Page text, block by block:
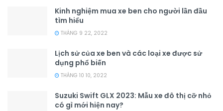
Kinh nghiệm mua xe ben cho người lần đầu
tìm hiểu
THÁNG 9 22, 2022
Lịch sử của xe ben và các loại xe được sử
dụng phổ biến
THÁNG 10 10, 2022
Suzuki Swift GLX 2023: Mẫu xe đô thị cỡ nhỏ
có gì mới hiện nay?